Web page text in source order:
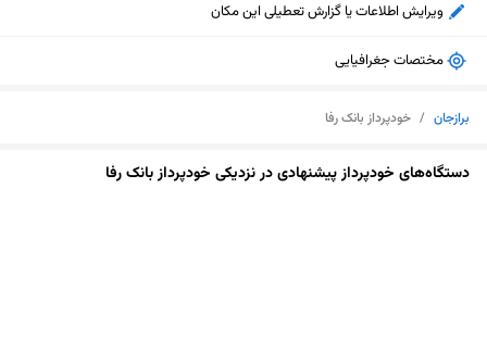
ویرایش اطلاعات یا گزارش تعطیلی این مکان
مختصات جغرافیایی
برازجان / خودپرداز بانک رفا
دستگاه‌های خودپرداز پیشنهادی در نزدیکی خودپرداز بانک رفا